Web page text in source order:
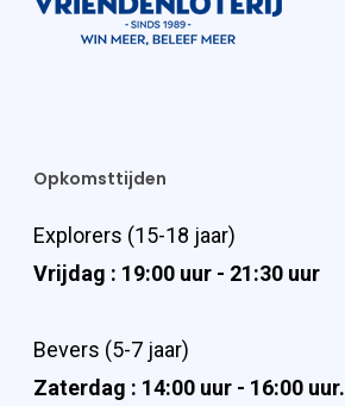
Opkomsttijden
Explorers (15-18 jaar)
Vrijdag : 19:00 uur - 21:30 uur
Bevers (5-7 jaar)
Zaterdag : 14:00 uur - 16:00 uur.